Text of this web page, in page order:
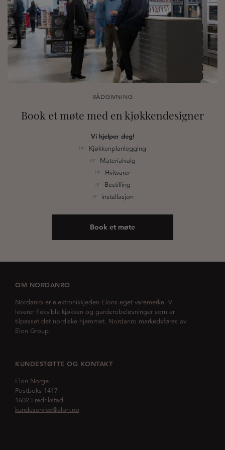
RÅDGIVNING
Book et møte med en kjøkkendesigner
Vi hjelper deg!
☞ Kjøkkenplanlegging
☞ Materialvalg
☞ Hvitvarer
☞ Bestilling
☞ installasjon
Book et møte
OM NORDANRO
Nordanro er elektronikkjeden Elons eget varemerke. Vi
leverer fleksible kjøkken og garderobeløsninger som er
tilpasset det nordiske hjemmet. Nordanro markedsføres av
Elon Group
KUNDESTØTTE OG KONTAKT
Elon Norge
Postboks 1417
1602 Fredrikstad
kundeservice@elon.no